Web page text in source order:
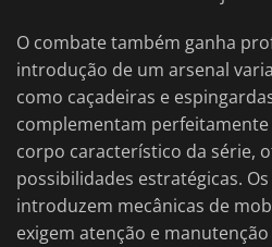
O combate também ganha
introdução de um arsenal
como caçadeiras e
complementam
corpo característico da série,
possibilidades estratégicas.
introduzem mecânicas de
exigem atenção e